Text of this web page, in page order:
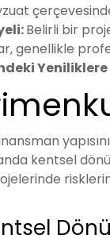
Belirli bir
genellikle
Yeniliklere
kentsel